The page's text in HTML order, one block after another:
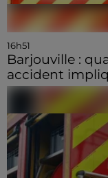
16h51
Barjouville :
accident